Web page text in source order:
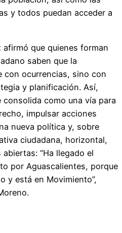
y todos puedan acceder a
que quienes forman
saben que la
con ocurrencias, sino con
y planificación. Así,
como una vía para
impulsar acciones
nueva política y, sobre
ciudadana, horizontal,
“Ha llegado el
por Aguascalientes, porque
y está en Movimiento”,